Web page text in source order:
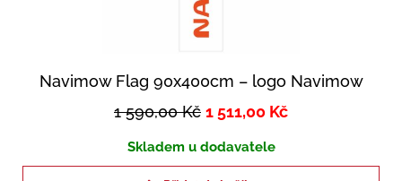
Navimow Flag 90x400cm – logo Navimow
1 590,00Kč 1 511,00 Kč
Skladem u dodavatele